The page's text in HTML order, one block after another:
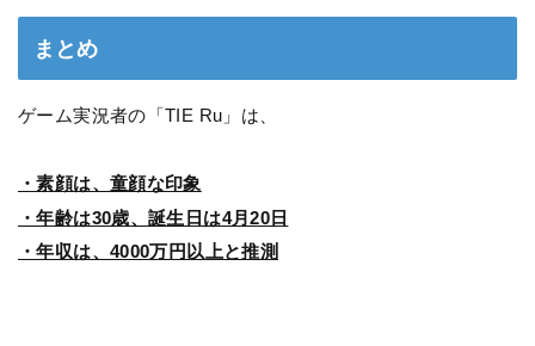
まとめ
ゲーム実況者の「TIE Ru」は、
・素顔は、童顔な印象
・年齢は30歳、誕生日は4月20日
・年収は、4000万円以上と推測